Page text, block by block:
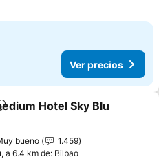
Ver precios
a favoritos
Hotel Sky Blu
bueno
1.459
a 6.4 km de: Bilbao